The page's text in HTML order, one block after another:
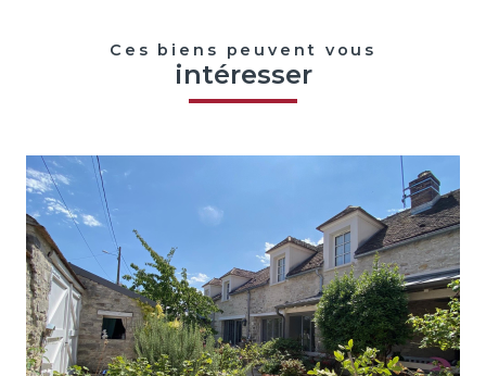
Ces biens peuvent vous
intéresser
voir le bien